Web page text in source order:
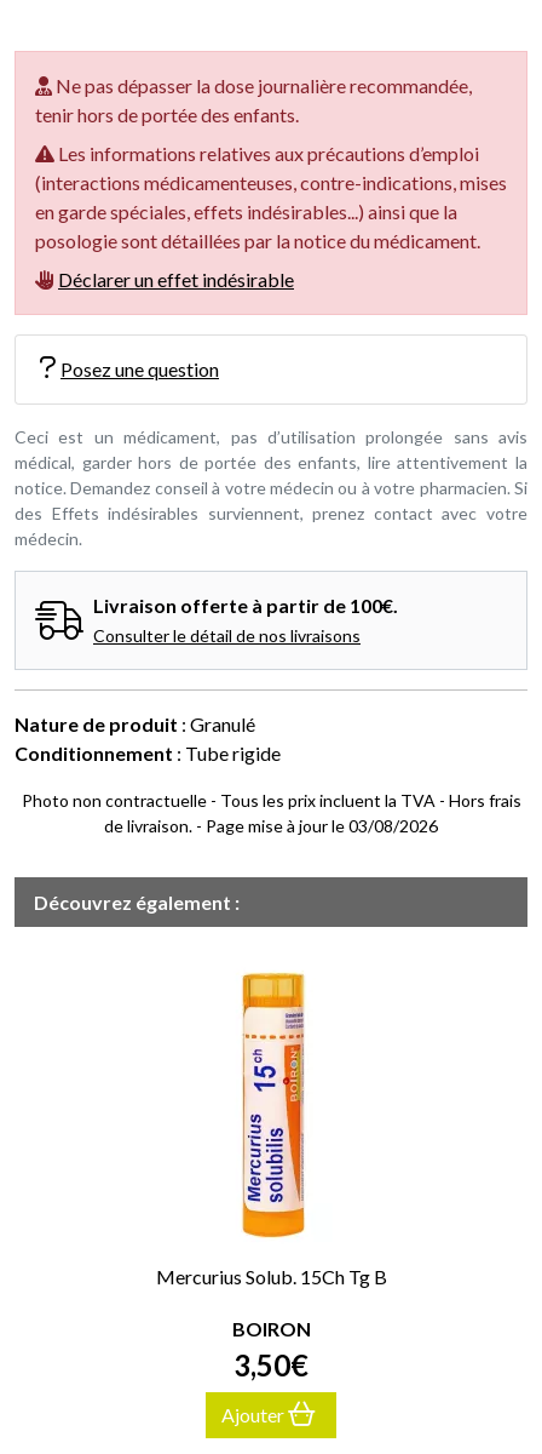
Ne pas dépasser la dose journalière recommandée,
tenir hors de portée des enfants.
Les informations relatives aux précautions d’emploi
(interactions médicamenteuses, contre-indications, mises
en garde spéciales, effets indésirables...) ainsi que la
posologie sont détaillées par la notice du médicament.
Déclarer un effet indésirable
Posez une question
Ceci est un médicament, pas d’utilisation prolongée sans avis
médical, garder hors de portée des enfants, lire attentivement la
notice. Demandez conseil à votre médecin ou à votre pharmacien. Si
des Effets indésirables surviennent, prenez contact avec votre
médecin.
Livraison offerte à partir de 100€.
Consulter le détail de nos livraisons
Nature de produit : Granulé
Conditionnement : Tube rigide
Photo non contractuelle - Tous les prix incluent la TVA - Hors frais
de livraison. - Page mise à jour le 03/08/2026
Découvrez également :
Mercurius Solub. 15Ch Tg B
BOIRON
3,50€
Ajouter